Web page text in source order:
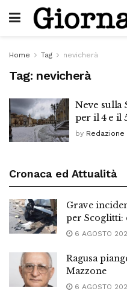
Home Tag nevicherà
Tag: nevicherà
Neve sulla
per il 4 e il
by Redazione
Cronaca ed Attualità
Grave
per Scoglitti:
6 AGOSTO
Ragusa
Mazzone
6 AGOSTO